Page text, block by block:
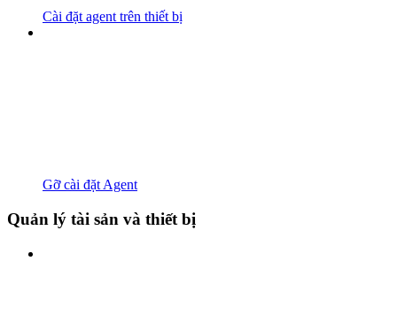
Cài đặt agent trên thiết bị
Gỡ cài đặt Agent
Quản lý tài sản và thiết bị